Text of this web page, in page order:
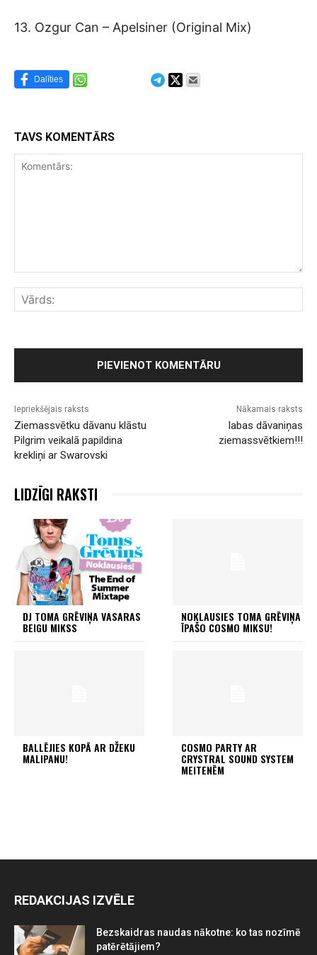
13. Ozgur Can – Apelsiner (Original Mix)
Dalīties
TAVS KOMENTĀRS
Iepriekšējais raksts
Ziemassvētku dāvanu klāstu
Pilgrim veikalā papildina
krekliņi ar Swarovski
Nākamais raksts
labas dāvaniņas
ziemassvētkiem!!!
LIDZĪGI RAKSTI
DJ TOMA GRĒVIŅA VASARAS
BEIGU MIKSS
NOKLAUSIES TOMA GRĒVIŅA
ĪPAŠO COSMO MIKSU!
BALLĒJIES KOPĀ AR DŽEKU
MALIPANU!
COSMO PARTY AR
CRYSTRAL SOUND SYSTEM
MEITENĒM
REDAKCIJAS IZVĒLE
Bezskaidras naudas nākotne: ko tas nozīmē
patērētājiem?